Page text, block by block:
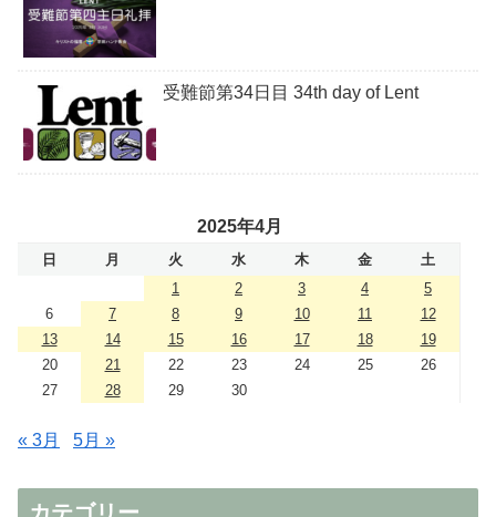
受難節第34日目 34th day of Lent
2025年4月
日 月 火 水 木 金
土
1
2 3 4
5
6
7 8 9 10 11
12
13
14 15 16 17 18
19
20
21 22 23 24 25
26
27
28 29 30
« 3月 5月 »